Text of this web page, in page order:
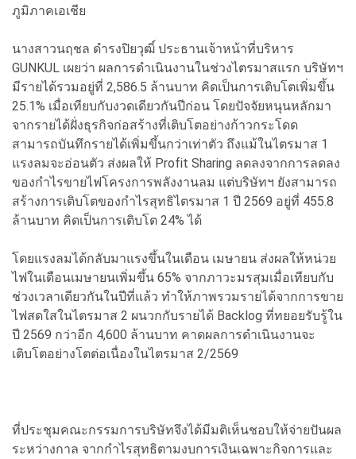
ภูมิภาคเอเชีย
นางสาวนฤชล ดำรงปิยวุฒิ์ ประธานเจ้าหน้าที่บริหาร
GUNKUL เผยว่า ผลการดำเนินงานในช่วงไตรมาสแรก บริษัทฯ
มีรายได้รวมอยู่ที่ 2,586.5 ล้านบาท คิดเป็นการเติบโตเพิ่มขึ้น
25.1% เมื่อเทียบกับงวดเดียวกันปีก่อน โดยปัจจัยหนุนหลักมา
จากรายได้ฝั่งธุรกิจก่อสร้างที่เติบโตอย่างก้าวกระโดด
สามารถบันทึกรายได้เพิ่มขึ้นกว่าเท่าตัว ถึงแม้ในไตรมาส 1
แรงลมจะอ่อนตัว ส่งผลให้ Profit Sharing ลดลงจากการลดลง
ของกำไรขายไฟโครงการพลังงานลม แต่บริษัทฯ ยังสามารถ
สร้างการเติบโตของกำไรสุทธิไตรมาส 1 ปี 2569 อยู่ที่ 455.8
ล้านบาท คิดเป็นการเติบโต 24% ได้
โดยแรงลมได้กลับมาแรงขึ้นในเดือน เมษายน ส่งผลให้หน่วย
ไฟในเดือนเมษายนเพิ่มขึ้น 65% จากภาวะมรสุมเมื่อเทียบกับ
ช่วงเวลาเดียวกันในปีที่แล้ว ทำให้ภาพรวมรายได้จากการขาย
ไฟสดใสในไตรมาส 2 ผนวกกับรายได้ Backlog ที่ทยอยรับรู้ใน
ปี 2569 กว่าอีก 4,600 ล้านบาท คาดผลการดำเนินงานจะ
เติบโตอย่างโตต่อเนื่องในไตรมาส 2/2569
ที่ประชุมคณะกรรมการบริษัทจึงได้มีมติเห็นชอบให้จ่ายปันผล
ระหว่างกาล จากกำไรสุทธิตามงบการเงินเฉพาะกิจการและ